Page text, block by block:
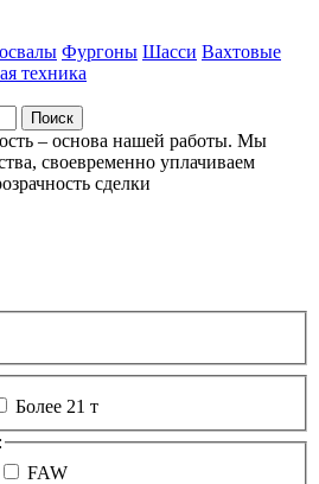
Фургоны Шасси Вахтовые
техника
Поиск
– основа нашей работы. Мы
своевременно уплачиваем
сделки
Более 21 т
FAW